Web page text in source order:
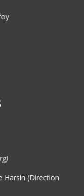
Harsin (Direction